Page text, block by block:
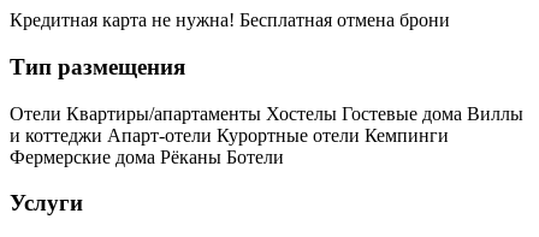
Кредитная карта не нужна! Бесплатная отмена брони
Тип размещения
Отели Квартиры/апартаменты Хостелы Гостевые дома Виллы
и коттеджи Апарт-отели Курортные отели Кемпинги
Фермерские дома Рёканы Ботели
Услуги